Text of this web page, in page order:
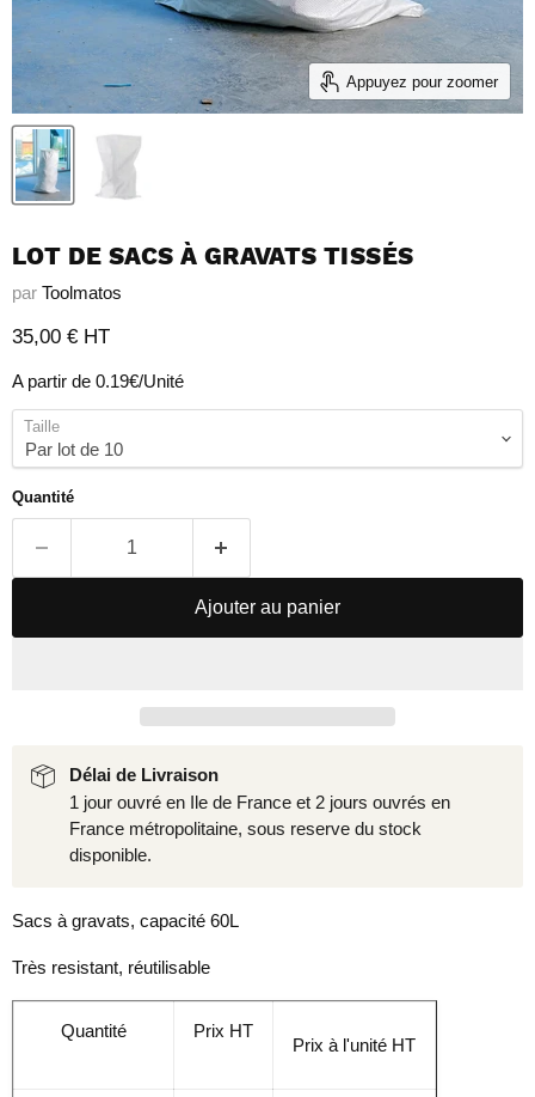
Appuyez pour zoomer
LOT DE SACS À GRAVATS TISSÉS
par Toolmatos
Prix actuel
35,00 € HT
A partir de 0.19€/Unité
Taille
Quantité
Ajouter au panier
Délai de Livraison
1 jour ouvré en Ile de France et 2 jours ouvrés en
France métropolitaine, sous reserve du stock
disponible.
Sacs à gravats, capacité 60L
Très resistant, réutilisable
Quantité Prix HT
Prix à l'unité HT